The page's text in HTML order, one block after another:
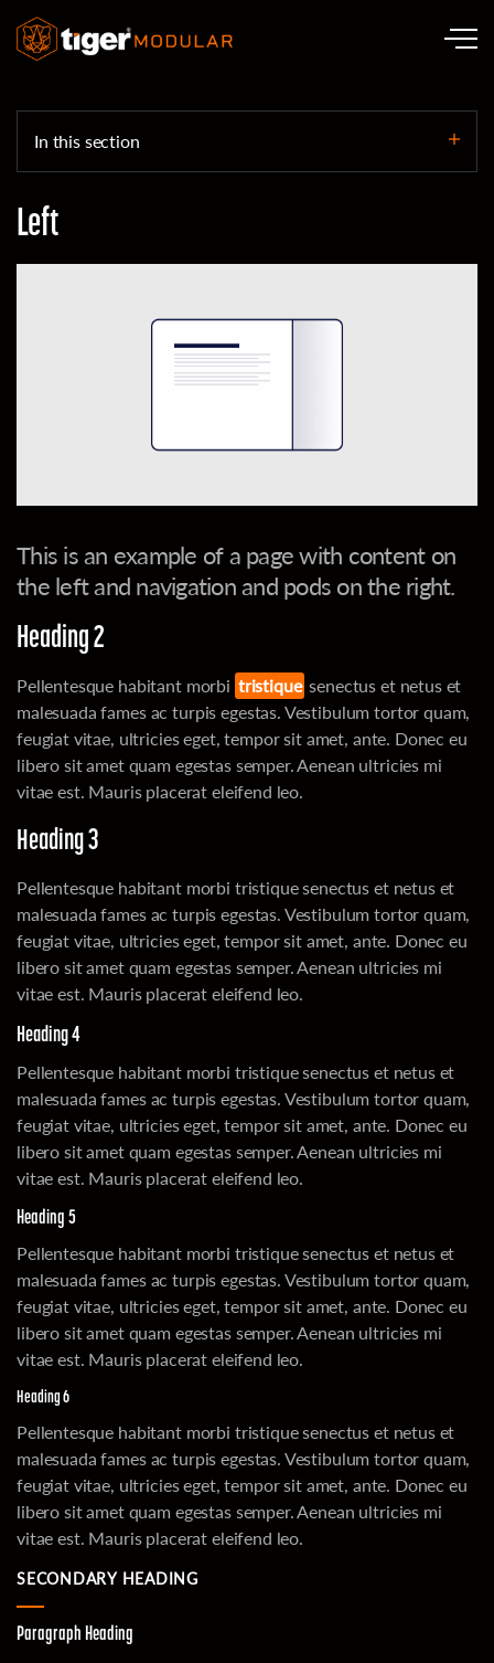
In this section
Left
This is an example of a page with content on
the left and navigation and pods on the right.
Heading 2
Pellentesque habitant morbi tristique senectus et netus et
malesuada fames ac turpis egestas. Vestibulum tortor quam,
feugiat vitae, ultricies eget, tempor sit amet, ante. Donec eu
libero sit amet quam egestas semper. Aenean ultricies mi
vitae est. Mauris placerat eleifend leo.
Heading 3
Pellentesque habitant morbi tristique senectus et netus et
malesuada fames ac turpis egestas. Vestibulum tortor quam,
feugiat vitae, ultricies eget, tempor sit amet, ante. Donec eu
libero sit amet quam egestas semper. Aenean ultricies mi
vitae est. Mauris placerat eleifend leo.
Heading 4
Pellentesque habitant morbi tristique senectus et netus et
malesuada fames ac turpis egestas. Vestibulum tortor quam,
feugiat vitae, ultricies eget, tempor sit amet, ante. Donec eu
libero sit amet quam egestas semper. Aenean ultricies mi
vitae est. Mauris placerat eleifend leo.
Heading 5
Pellentesque habitant morbi tristique senectus et netus et
malesuada fames ac turpis egestas. Vestibulum tortor quam,
feugiat vitae, ultricies eget, tempor sit amet, ante. Donec eu
libero sit amet quam egestas semper. Aenean ultricies mi
vitae est. Mauris placerat eleifend leo.
Heading 6
Pellentesque habitant morbi tristique senectus et netus et
malesuada fames ac turpis egestas. Vestibulum tortor quam,
feugiat vitae, ultricies eget, tempor sit amet, ante. Donec eu
libero sit amet quam egestas semper. Aenean ultricies mi
vitae est. Mauris placerat eleifend leo.
SECONDARY HEADING
Paragraph Heading